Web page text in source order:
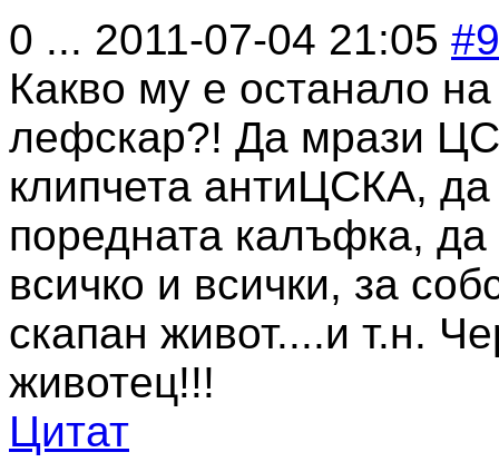
0 ... 2011-07-04 21:05 #9
Какво му е останало
лефскар?! Да мрази
клипчета антиЦСКА, да
поредната калъфка,
всичко и всички, за
скапан живот....и т.н.
животец!!!
Цитат